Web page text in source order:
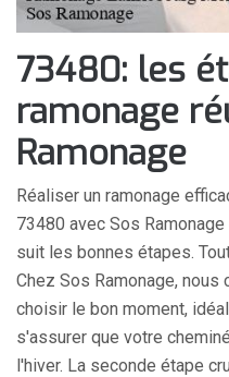
73480: les
ramonage
Ramonage
Réaliser un ramonage
73480 avec Sos
suit les bonnes étapes.
Chez Sos Ramonage,
choisir le bon moment,
s'assurer que votre
l'hiver. La seconde étape